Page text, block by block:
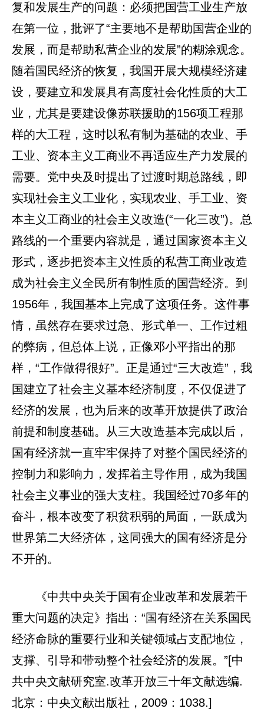
复和发展生产的问题：必须把国营工业生产放
在第一位，批评了“主要地不是帮助国营企业的
发展，而是帮助私营企业的发展”的糊涂观念。
随着国民经济的恢复，我国开展大规模经济建
设，要建立和发展具有高度社会化性质的大工
业，尤其是要建设像苏联援助的156项工程那
样的大工程，这时以私有制为基础的农业、手
工业、资本主义工商业不再适应生产力发展的
需要。党中央及时提出了过渡时期总路线，即
实现社会主义工业化，实现农业、手工业、资
本主义工商业的社会主义改造(“一化三改”)。总
路线的一个重要内容就是，通过国家资本主义
形式，逐步把资本主义性质的私营工商业改造
成为社会主义全民所有制性质的国营经济。到
1956年，我国基本上完成了这项任务。这件事
情，虽然存在要求过急、形式单一、工作过粗
的弊病，但总体上说，正像邓小平指出的那
样，“工作做得很好”。正是通过“三大改造”，我
国建立了社会主义基本经济制度，不仅促进了
经济的发展，也为后来的改革开放提供了政治
前提和制度基础。从三大改造基本完成以后，
国有经济就一直牢牢保持了对整个国民经济的
控制力和影响力，发挥着主导作用，成为我国
社会主义事业的强大支柱。我国经过70多年的
奋斗，根本改变了积贫积弱的局面，一跃成为
世界第二大经济体，这同强大的国有经济是分
不开的。
《中共中央关于国有企业改革和发展若干
重大问题的决定》指出：“国有经济在关系国民
经济命脉的重要行业和关键领域占支配地位，
支撑、引导和带动整个社会经济的发展。”[中
共中央文献研究室.改革开放三十年文献选编.
北京：中央文献出版社，2009：1038.]